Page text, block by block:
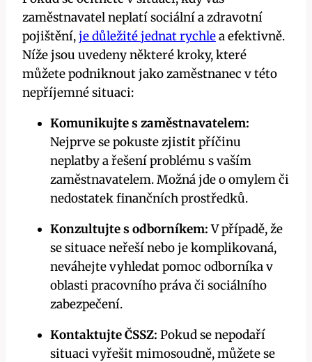
zaměstnavatel neplatí sociální a zdravotní
pojištění,je důležité jednat rychlea efektivně.
Níže jsou uvedeny některé kroky, které
můžete podniknout jako zaměstnanec v této
nepříjemné situaci:
Komunikujte s zaměstnavatelem:
Nejprve se pokuste zjistit příčinu
neplatby a řešení problému s vaším
zaměstnavatelem. Možná jde o omylem či
nedostatek finančních prostředků.
Konzultujte s odborníkem:V případě, že
se situace neřeší nebo je komplikovaná,
neváhejte vyhledat pomoc odborníka v
oblasti pracovního práva či sociálního
zabezpečení.
Kontaktujte ČSSZ: Pokud se nepodaří
situaci vyřešit mimosoudně, můžete se